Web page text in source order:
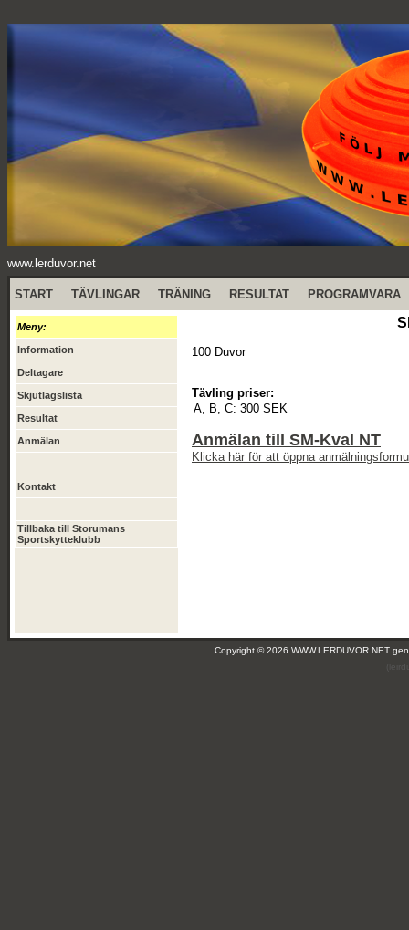
www.lerduvor.net
START TÄVLINGAR TRÄNING RESULTAT PROGRAMVARA
Meny:
Information
Deltagare
Skjutlagslista
Resultat
Anmälan
Kontakt
Tillbaka till Storumans
Sportskytteklubb
100 Duvor
Tävling priser:
A, B, C: 300 SEK
Anmälan till SM-Kval NT
Klicka här för att öppna
Copyright © 2026 WWW.LERDUVOR.NET